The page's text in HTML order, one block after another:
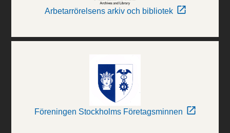
Arbetarrörelsens arkiv och bibliotek
Föreningen Stockholms Företagsminnen